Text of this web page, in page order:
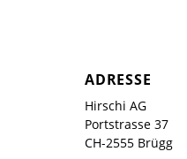
ADRESSE
Hirschi AG
Portstrasse 37
CH-2555 Brügg